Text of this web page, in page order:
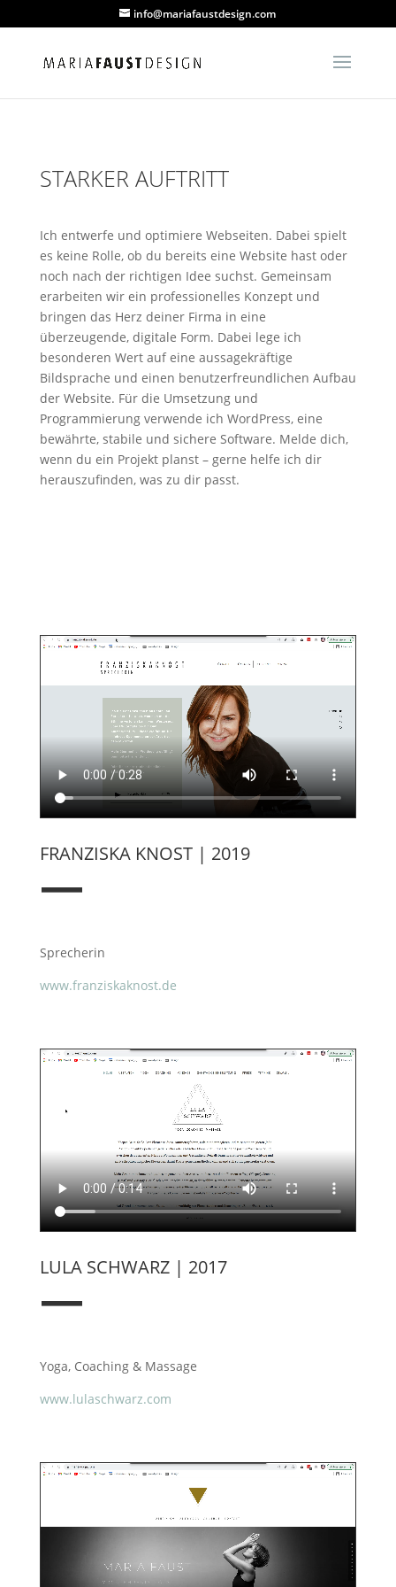
info@mariafaustdesign.com
STARKER AUFTRITT
Ich entwerfe und optimiere Webseiten. Dabei spielt
es keine Rolle, ob du bereits eine Website hast oder
noch nach der richtigen Idee suchst. Gemeinsam
erarbeiten wir ein professionelles Konzept und
bringen das Herz deiner Firma in eine
überzeugende, digitale Form. Dabei lege ich
besonderen Wert auf eine aussagekräftige
Bildsprache und einen benutzerfreundlichen Aufbau
der Website. Für die Umsetzung und
Programmierung verwende ich WordPress, eine
bewährte, stabile und sichere Software. Melde dich,
wenn du ein Projekt planst – gerne helfe ich dir
herauszufinden, was zu dir passt.
FRANZISKA KNOST | 2019
—
Sprecherin
www.franziskaknost.de
LULA SCHWARZ | 2017
—
Yoga, Coaching & Massage
www.lulaschwarz.com